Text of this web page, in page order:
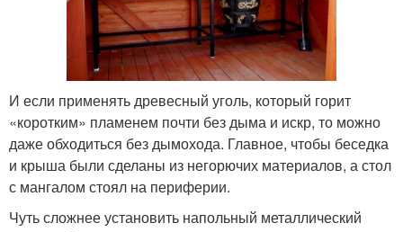
И если применять древесный уголь, который горит
«коротким» пламенем почти без дыма и искр, то можно
даже обходиться без дымохода. Главное, чтобы беседка
и крыша были сделаны из негорючих материалов, а стол
с мангалом стоял на периферии.
Чуть сложнее установить напольный металлический